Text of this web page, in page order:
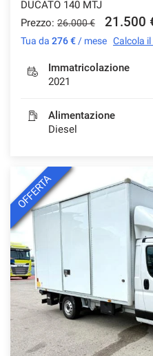
DUCATO 140 MTJ
Prezzo: 26.000 € 21.500
Tua da 276 € / mese Calcola
Immatricolazione
2021
Alimentazione
Diesel
OFFERTACookie analitici
Cookie di marketing
Leggi
la
cookie
policy
Salva
le